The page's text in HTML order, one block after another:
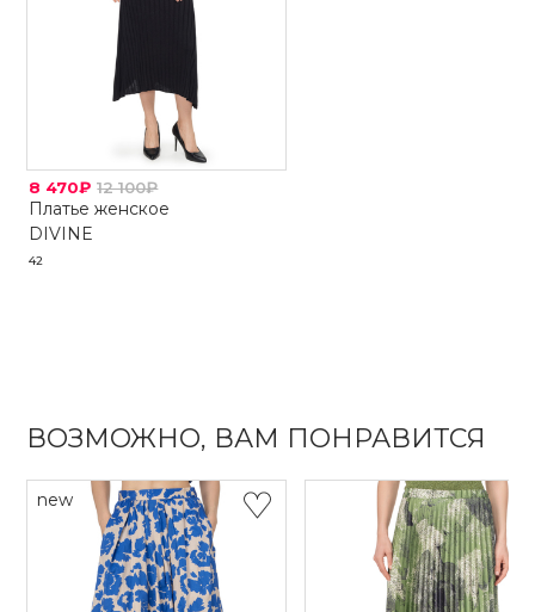
8 470₽ 12 100₽
Платье женское
DIVINE
42
ВОЗМОЖНО, ВАМ ПОНРАВИТСЯ
new